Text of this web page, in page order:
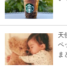
天
ペ
ま